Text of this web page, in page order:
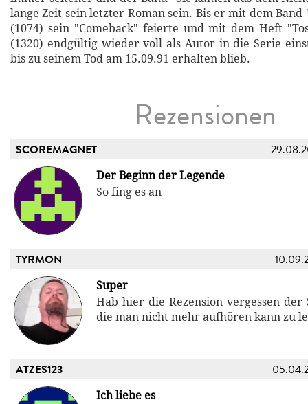
lange Zeit sein letzter Roman sein. Bis er mit dem
(1074) sein "Comeback" feierte und mit dem Heft
(1320) endgültig wieder voll als Autor in die Serie
bis zu seinem Tod am 15.09.91 erhalten blieb.
Rezensionen
SCOREMAGNET
Der Beginn der Legende
So fing es an
TYRMON
Super
Hab hier die Rezension vergessen
die man nicht mehr aufhören kann zu
ATZES123
Ich liebe es